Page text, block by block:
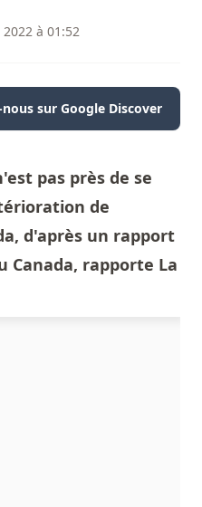
à 01:52
nous sur Google Discover
pas près de se
de
d'après un rapport
Canada, rapporte La